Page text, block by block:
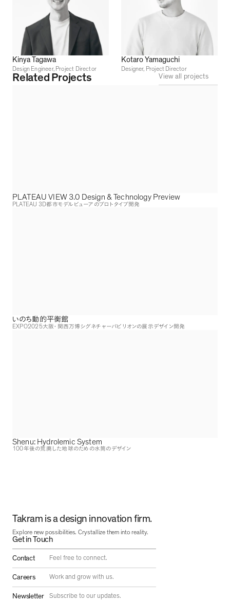
Kinya Tagawa
Design Engineer, Project Director
Kotaro Yamaguchi
Designer, Project Director
Related Projects View all projects
PLATEAU VIEW 3.0 Design & Technology Preview
PLATEAU 3D都市モデルビューアのプロトタイプ開発
いのち動的平衡館
EXPO2025大阪・関西万博シグネチャーパビリオンの展示デザイン開発
Shenu: Hydrolemic System
100年後の荒廃した地球のための水筒のデザイン
Takram is a design innovation firm.
Explore new possibilities. Crystallize them into reality.
Get in Touch
Contact Feel free to connect.
Careers Work and grow with us.
Newsletter Subscribe to our updates.